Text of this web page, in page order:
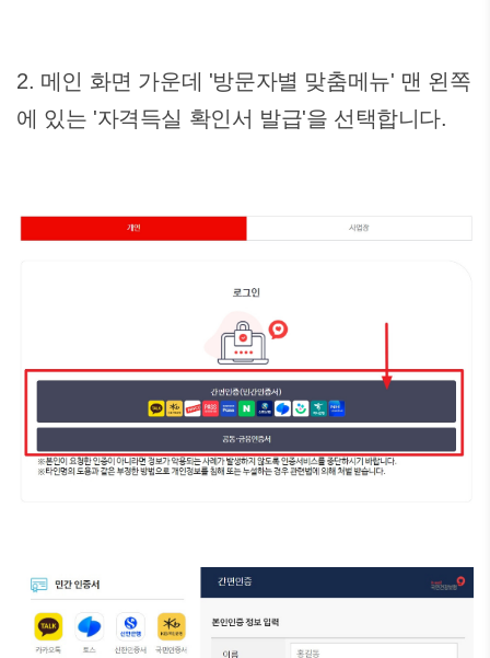
2. 메인 화면 가운데 '방문자별 맞춤메뉴' 맨 왼쪽
에 있는 '자격득실 확인서 발급'을 선택합니다.